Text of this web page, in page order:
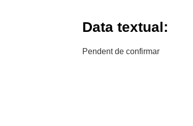
Data textual:
Pendent de confirmar